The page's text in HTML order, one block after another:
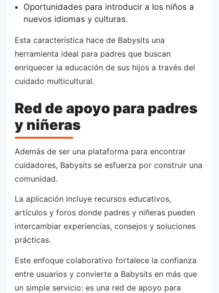
Oportunidades para introducir a los niños a
nuevos idiomas y culturas.
Esta característica hace de Babysits una
herramienta ideal para padres que buscan
enriquecer la educación de sus hijos a través del
cuidado multicultural.
Red de apoyo para padres
y niñeras
Además de ser una plataforma para encontrar
cuidadores, Babysits se esfuerza por construir una
comunidad.
La aplicación incluye recursos educativos,
artículos y foros donde padres y niñeras pueden
intercambiar experiencias, consejos y soluciones
prácticas.
Este enfoque colaborativo fortalece la confianza
entre usuarios y convierte a Babysits en más que
un simple servicio: es una red de apoyo para